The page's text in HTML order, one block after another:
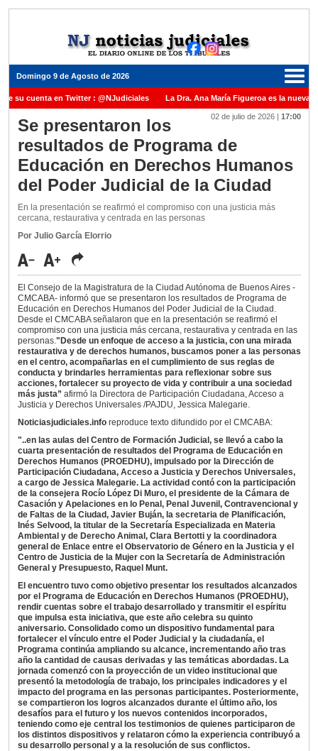
Domingo 9 de Agosto de 2026
su cuenta en Twitter : @NJudiciales La Dra. Ana María Figueroa es la nueva
Justicia de la Nación una medalla al Dr. Raul Zaffaroni en reconocimiento por su
Carles para cubrir vacante en la Corte Suprema de Justicia de la Nación
ante el Juez Daniel Rafecas
02 de julio de 2026 | 17:00
Se presentaron los
resultados de Programa de
Educación en Derechos Humanos
del Poder Judicial de la Ciudad
En la presentación se reafirmó el compromiso con una justicia más
cercana, restaurativa y centrada en las personas
Por Julio García Elorrio
El Consejo de la Magistratura de la Ciudad Autónoma de Buenos Aires -
CMCABA- informó que se presentaron los resultados de Programa de
Educación en Derechos Humanos del Poder Judicial de la Ciudad.
Desde el CMCABA señalaron que en la presentación se reafirmó el
compromiso con una justicia más cercana, restaurativa y centrada en las
personas."Desde un enfoque de acceso a la justicia, con una mirada
restaurativa y de derechos humanos, buscamos poner a las personas
en el centro, acompañarlas en el cumplimiento de sus reglas de
conducta y brindarles herramientas para reflexionar sobre sus
acciones, fortalecer su proyecto de vida y contribuir a una sociedad
más justa” afirmó la Directora de Participación Ciudadana, Acceso a
Justicia y Derechos Universales /PAJDU, Jessica Malegarie.
Noticiasjudiciales.info reproduce texto difundido por el CMCABA:
"..en las aulas del Centro de Formación Judicial, se llevó a cabo la
cuarta presentación de resultados del Programa de Educación en
Derechos Humanos (PROEDHU), impulsado por la Dirección de
Participación Ciudadana, Acceso a Justicia y Derechos Universales,
a cargo de Jessica Malegarie. La actividad contó con la participación
de la consejera Rocío López Di Muro, el presidente de la Cámara de
Casación y Apelaciones en lo Penal, Penal Juvenil, Contravencional y
de Faltas de la Ciudad, Javier Buján, la secretaria de Planificación,
Inés Selvood, la titular de la Secretaría Especializada en Materia
Ambiental y de Derecho Animal, Clara Bertotti y la coordinadora
general de Enlace entre el Observatorio de Género en la Justicia y el
Centro de Justicia de la Mujer con la Secretaría de Administración
General y Presupuesto, Raquel Munt.
El encuentro tuvo como objetivo presentar los resultados alcanzados
por el Programa de Educación en Derechos Humanos (PROEDHU),
rendir cuentas sobre el trabajo desarrollado y transmitir el espíritu
que impulsa esta iniciativa, que este año celebra su quinto
aniversario. Consolidado como un dispositivo fundamental para
fortalecer el vínculo entre el Poder Judicial y la ciudadanía, el
Programa continúa ampliando su alcance, incrementando año tras
año la cantidad de causas derivadas y las temáticas abordadas. La
jornada comenzó con la proyección de un video institucional que
presentó la metodología de trabajo, los principales indicadores y el
impacto del programa en las personas participantes. Posteriormente,
se compartieron los logros alcanzados durante el último año, los
desafíos para el futuro y los nuevos contenidos incorporados,
teniendo como eje central los testimonios de quienes participaron de
los distintos dispositivos y relataron cómo la experiencia contribuyó a
su desarrollo personal y a la resolución de sus conflictos.